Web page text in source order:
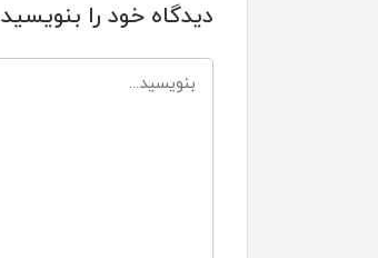
دیدگاه خود را بنویسید